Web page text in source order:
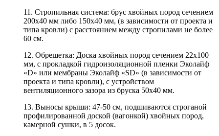
11. Стропильная система: брус хвойных пород сечением
200х40 мм либо 150х40 мм, (в зависимости от проекта и
типа кровли) с расстоянием между стропилами не более
60 см.
12. Обрешетка: Доска хвойных пород сечением 22х100
мм, с прокладкой гидроизоляционной пленки Эколайф
«D» или мембраны Эколайф «SD» (в зависимости от
проекта и типа кровли), с устройством
вентиляционного зазора из бруска 50х40 мм.
13. Выносы крыши: 47-50 см, подшиваются строганой
профилированной доской (вагонкой) хвойных пород,
камерной сушки, в 5 досок.